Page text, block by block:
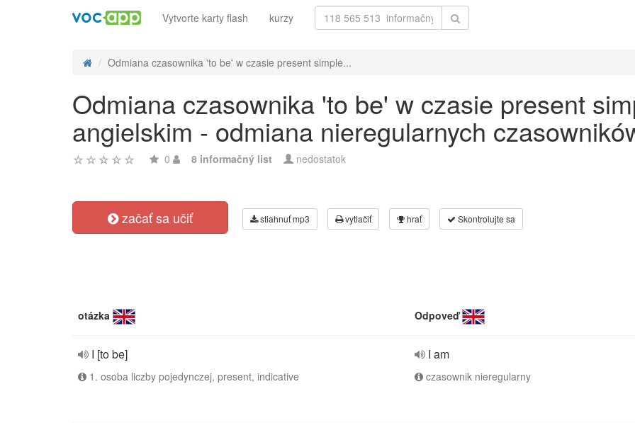
Vytvorte karty flash kurzy
Odmiana czasownika 'to be' w czasie present simple...
Odmiana czasownika 'to be' w czasie present
angielskim - odmiana nieregularnych
0 8 informačný list nedostatok
začať sa učiť stiahnuť mp3 vytlačiť hrať Skontrolujte sa
otázka Odpoveď
I [to be]
1. osoba liczby pojedynczej, present, indicative
I am
czasownik nieregularny